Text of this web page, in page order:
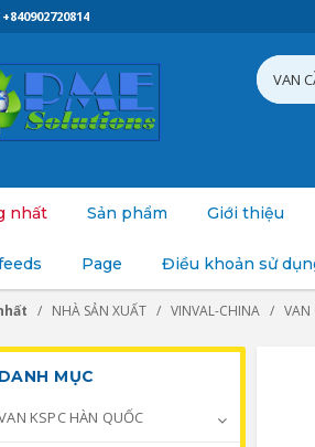
nhất Sản phẩm Giới thiệu
Page Điều khoản sử
NHÀ SẢN XUẤT VINVAL-CHINA VAN
DANH MỤC
KSPC HÀN QUỐC